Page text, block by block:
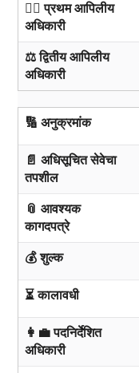
🧑‍⚖️ प्रथम आपिलीय
अधिकारी
⚖️ द्वितीय आपिलीय
अधिकारी
🔢 अनुक्रमांक
📄 अधिसूचित सेवेचा
तपशील
📎 आवश्यक
कागदपत्रे
💰 शुल्क
⏳ कालावधी
👩‍💼 पदनिर्देशित
अधिकारी